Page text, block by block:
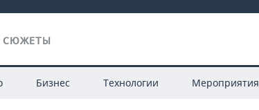
СЮЖЕТЫ
Бизнес Технологии Мероприятия